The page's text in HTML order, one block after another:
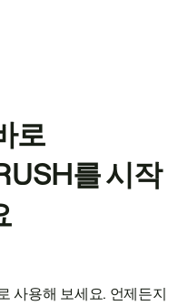
로
를 시작
사용해 보세요. 언제든지